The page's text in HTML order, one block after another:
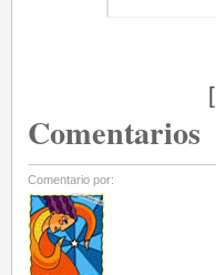
[
Comentarios
Comentario por: